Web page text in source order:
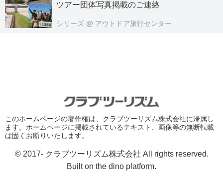
ツアー団体写真掲載のご連絡
シリーズ @ アウトドア旅行センター
このホームページの著作権は、クラブツーリズム株式会社に帰属し
ます。ホームページに掲載されているテキスト、画像等の無断転載
は固くお断りいたします。
© 2017- クラブツーリズム株式会社 All rights reserved.
Built on the dino platform.